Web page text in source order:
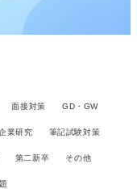
面接対策 GD・GW
業研究 筆記試験対策
第二新卒 その他